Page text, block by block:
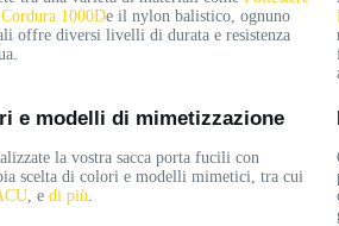
1000De il nylon balistico, ognuno
offre diversi livelli di durata e resistenza
e modelli di mimetizzazione
la vostra sacca porta fucili con
scelta di colori e modelli mimetici, tra cui
, e di più.